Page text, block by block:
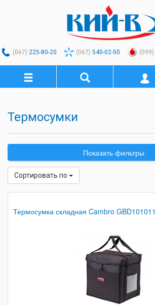
(067) 225-80-20 (067) 540-02-50 (099)
Показать фильтры
Сортировать по
Термосумка складная Cambro GBD101011
Термосумки